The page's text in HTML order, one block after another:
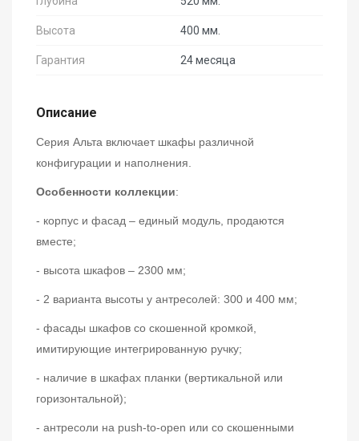
Высота 400 мм.
Гарантия 24 месяца
Описание
Серия Альта включает шкафы различной
конфигурации и наполнения.
Особенности коллекции:
- корпус и фасад – единый модуль, продаются
вместе;
- высота шкафов – 2300 мм;
- 2 варианта высоты у антресолей: 300 и 400 мм;
- фасады шкафов со скошенной кромкой,
имитирующие интегрированную ручку;
- наличие в шкафах планки (вертикальной или
горизонтальной);
- антресоли на push-to-open или со скошенными